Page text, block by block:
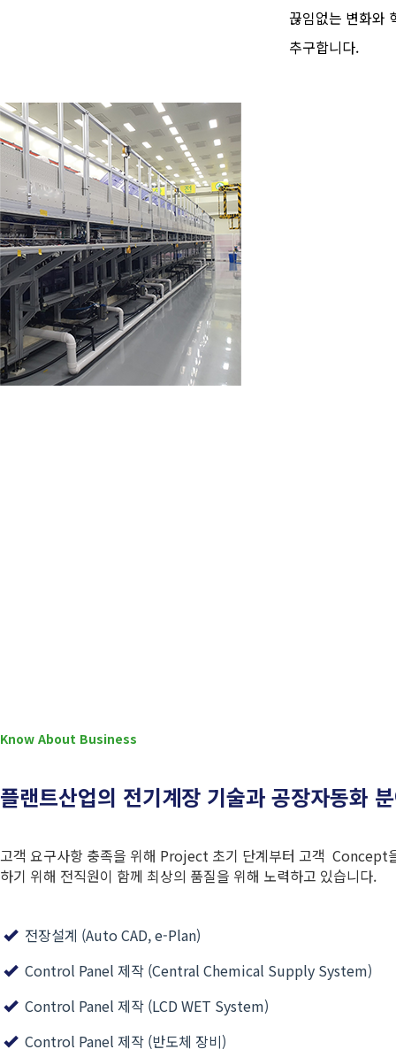
끊임없는 변화와
추구합니다.
Know About Business
플랜트산업의 전기계장 기술과 공장자동화
고객 요구사항 충족을 위해 Project 초기 단계부터 고객 Concept
하기 위해 전직원이 함께 최상의 품질을 위해 노력하고 있습니다.
전장설계 (Auto CAD, e-Plan)
Control Panel 제작 (Central Chemical Supply System)
Control Panel 제작 (LCD WET System)
Control Panel 제작 (반도체 장비)